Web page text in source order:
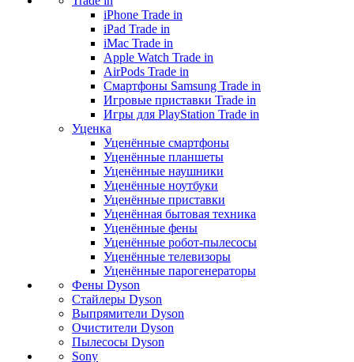
iPhone Trade in
iPad Trade in
iMac Trade in
Apple Watch Trade in
AirPods Trade in
Смартфоны Samsung Trade in
Игровые приставки Trade in
Игры для PlayStation Trade in
Уценка
Уценённые смартфоны
Уценённые планшеты
Уценённые наушники
Уценённые ноутбуки
Уценённые приставки
Уценённая бытовая техника
Уценённые фены
Уценённые робот-пылесосы
Уценённые телевизоры
Уценённые парогенераторы
Фены Dyson
Стайлеры Dyson
Выпрямители Dyson
Очистители Dyson
Пылесосы Dyson
Sony